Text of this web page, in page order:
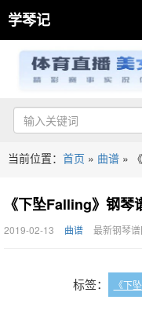
学琴记
当前位置： 首页 » 曲谱 »
《下坠Falling》钢
2019-02-13 曲谱 最新钢琴谱
标签： 《下